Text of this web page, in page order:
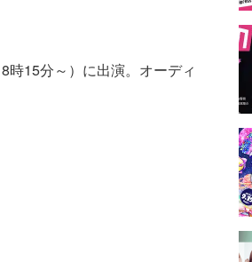
時15分～）に出演。オーディ